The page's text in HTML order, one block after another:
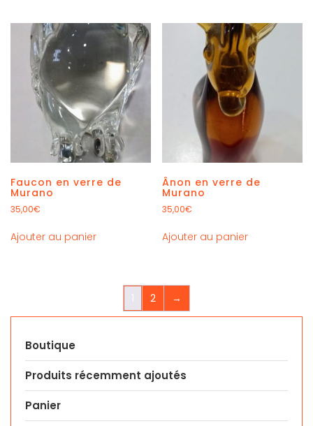
Faucon en verre de
Murano
35,00€
Ajouter au panier
Ânon en verre de
Murano
35,00€
Ajouter au panier
1 2 →
Boutique
Produits récemment ajoutés
Panier